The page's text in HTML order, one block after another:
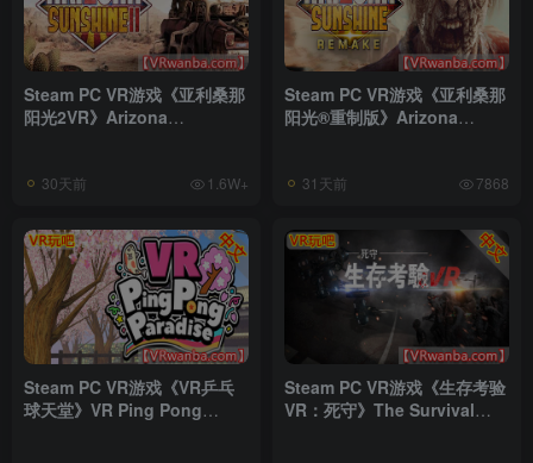
Steam PC VR游戏《亚利桑那
阳光2VR》Arizona
30天前 1.6W+
Steam PC VR游戏《亚利桑那
阳光®重制版》Arizona
31天前 7868
Steam PC VR游戏《VR乒乓
球天堂》VR Ping Pong
Steam PC VR游戏《生存考验
VR：死守》The Survival